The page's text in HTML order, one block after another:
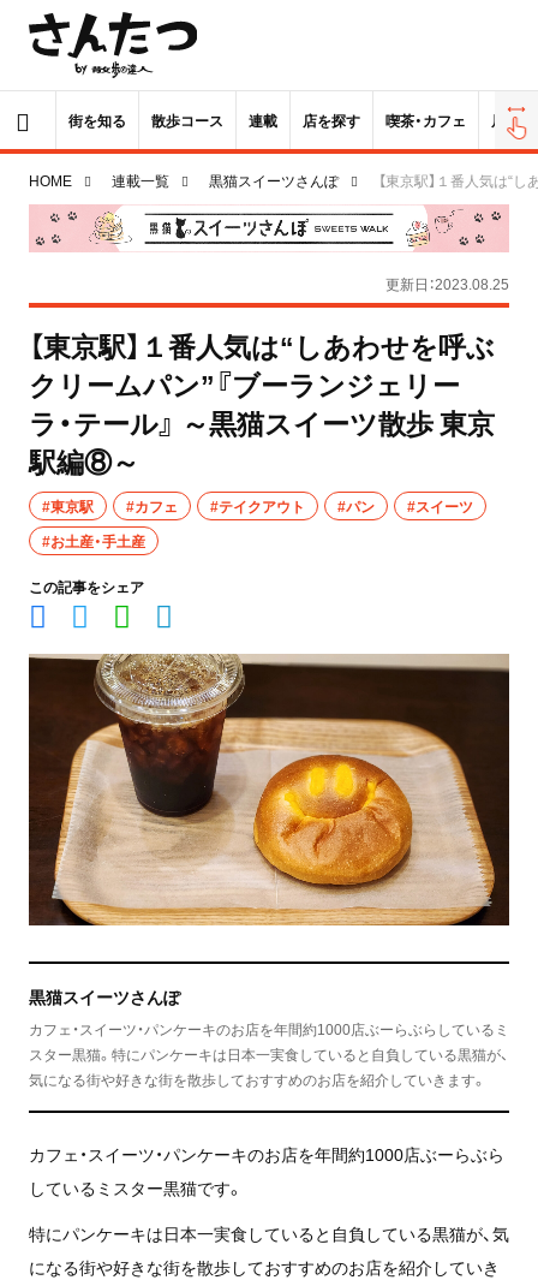
街を知る 散歩コース 連載 店を探す 喫茶・カフェ 居酒屋
HOME 連載一覧 黒猫スイーツさんぽ 【東京駅】１番人気は“
更新日：2023.08.25
【東京駅】１番人気は“しあわせを呼ぶ
クリームパン”『ブーランジェリー
ラ・テール』 ～黒猫スイーツ散歩 東京
駅編⑧～
#東京駅 #カフェ #テイクアウト #パン
#スイーツ
#お土産・手土産
この記事をシェア
黒猫スイーツさんぽ
カフェ・スイーツ・パンケーキのお店を年間約1000店ぶーらぶらしているミ
スター黒猫。特にパンケーキは日本一実食していると自負している黒猫が、
気になる街や好きな街を散歩しておすすめのお店を紹介していきます。
カフェ・スイーツ・パンケーキのお店を年間約1000店ぶーらぶら
しているミスター黒猫です。
特にパンケーキは日本一実食していると自負している黒猫が、気
になる街や好きな街を散歩しておすすめのお店を紹介していき